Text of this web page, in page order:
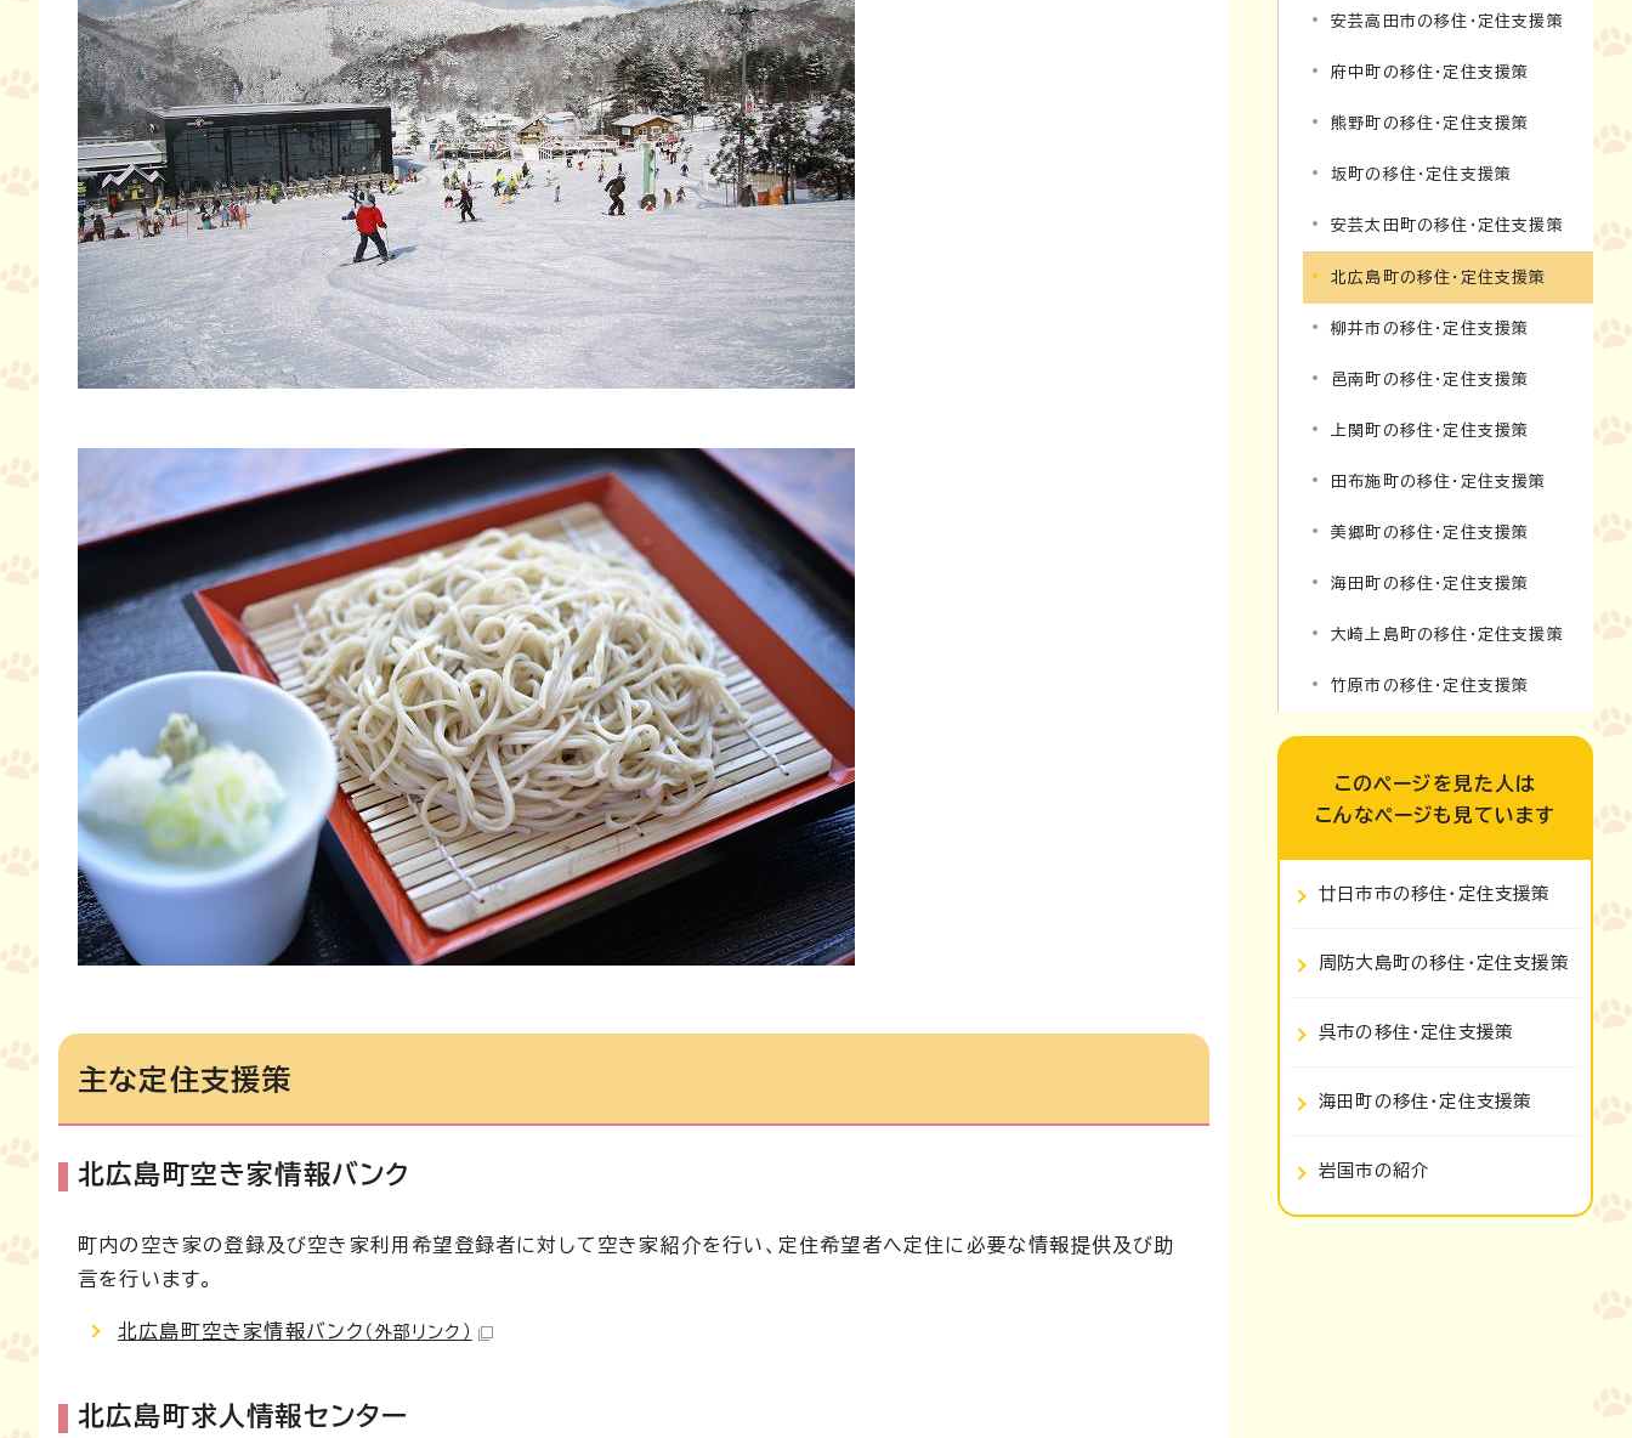
主な定住支援策
北広島町空き家情報バンク
町内の空き家の登録及び空き家利用希望登録者に対して空き家紹介を行い、定住希望者へ定住に必要な情報提供及び助
言を行います。
北広島町空き家情報バンク （外部リンク）
北広島町求人情報センター
安芸高田市の移住・定住支援策
府中町の移住・定住支援策
熊野町の移住・定住支援策
坂町の移住・定住支援策
安芸太田町の移住・定住支援策
北広島町の移住・定住支援策
柳井市の移住・定住支援策
邑南町の移住・定住支援策
上関町の移住・定住支援策
田布施町の移住・定住支援策
美郷町の移住・定住支援策
海田町の移住・定住支援策
大崎上島町の移住・定住支援策
竹原市の移住・定住支援策
このページを見た人は
こんなページも見ています
廿日市市の移住・定住支援策
周防大島町の移住・定住支援策
呉市の移住・定住支援策
海田町の移住・定住支援策
岩国市の紹介